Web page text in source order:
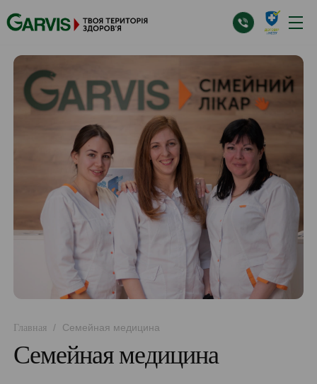
Главная / Семейная медицина
Семейная медицина